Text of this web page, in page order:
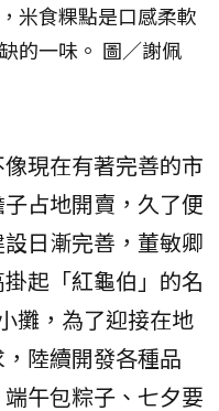
米食粿點是口感柔軟
的一味。 圖／謝佩
現在有著完善的市
占地開賣，久了便
日漸完善，董敏卿
起「紅龜伯」的名
攤，為了迎接在地
陸續開發各種品
午包粽子、七夕要